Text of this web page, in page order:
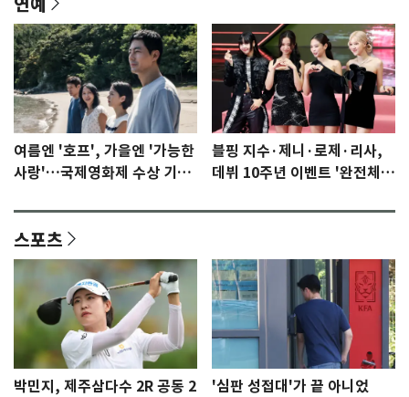
여름엔 '호프', 가을엔 '가능한
사랑'…국제영화제 수상 기대
블핑 지수·제니·로제·리사,
데뷔 10주년 이벤트 '완전체'
스포츠
박민지, 제주삼다수 2R 공동 2
'심판 성접대'가 끝 아니었